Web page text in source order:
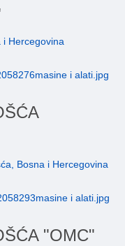
i Hercegovina
Bosna i Hercegovina
"OMC"